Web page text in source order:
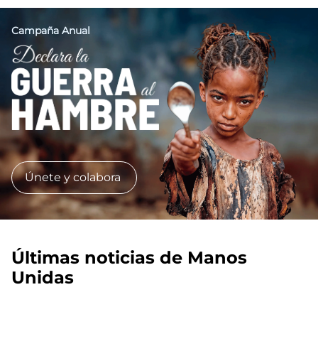
Imagen
Campaña Anual
Únete y colabora
Últimas noticias de Manos
Unidas